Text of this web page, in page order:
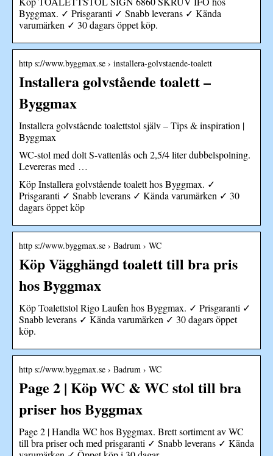
Byggmax. ✓ Prisgaranti ✓ Snabb leverans ✓ Kända
varumärken ✓ 30 dagars öppet köp.
http s://www.byggmax.se › installera-golvstaende-toalett
Installera golvstående toalett –
Byggmax
Installera golvstående toalettstol själv – Tips & inspiration |
Byggmax
WC-stol med dolt S-vattenlås och 2,5/4 liter dubbelspolning.
Levereras med …
Köp Installera golvstående toalett hos Byggmax. ✓
Prisgaranti ✓ Snabb leverans ✓ Kända varumärken ✓ 30
dagars öppet köp
http s://www.byggmax.se › Badrum › WC
Köp Vägghängd toalett till bra pris
hos Byggmax
Köp Toalettstol Rigo Laufen hos Byggmax. ✓ Prisgaranti ✓
Snabb leverans ✓ Kända varumärken ✓ 30 dagars öppet
köp.
http s://www.byggmax.se › Badrum › WC
Page 2 | Köp WC & WC stol till bra
priser hos Byggmax
Page 2 | Handla WC hos Byggmax. Brett sortiment av WC
till bra priser och med prisgaranti ✓ Snabb leverans ✓ Kända